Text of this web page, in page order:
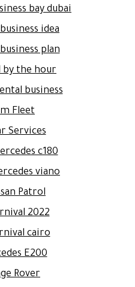
bay dubai
idea
plan
by the hour
business
Fleet
Services
c180
viano
Patrol
2022
cairo
E200
Rover